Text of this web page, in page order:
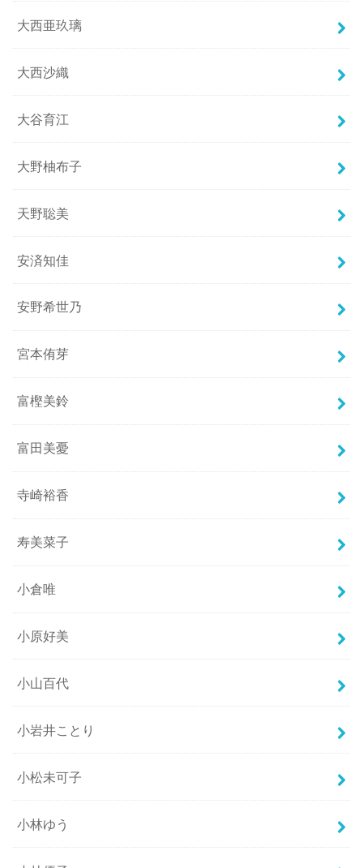
大西亜玖璃
大西沙織
大谷育江
大野柚布子
天野聡美
安済知佳
安野希世乃
宮本侑芽
富樫美鈴
富田美憂
寺崎裕香
寿美菜子
小倉唯
小原好美
小山百代
小岩井ことり
小松未可子
小林ゆう